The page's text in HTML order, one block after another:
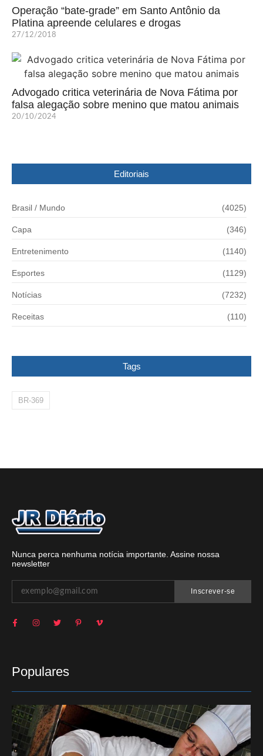
Operação “bate-grade” em Santo Antônio da
Platina apreende celulares e drogas
27/12/2018
Advogado critica veterinária de Nova Fátima por
falsa alegação sobre menino que matou animais
20/10/2024
Editoriais
Brasil / Mundo (4025)
Capa (346)
Entretenimento (1140)
Esportes (1129)
Notícias (7232)
Receitas (110)
Tags
BR-369
Nunca perca nenhuma notícia importante. Assine nossa
newsletter
Inscrever-se
Populares